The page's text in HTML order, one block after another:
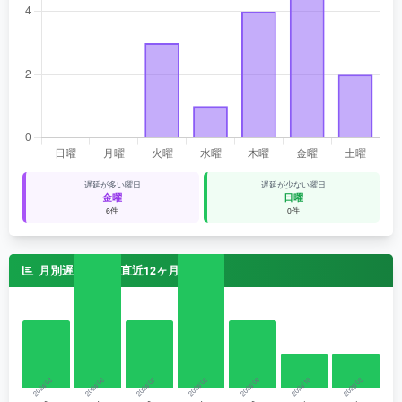
遅延が多い曜日
金曜
6件
遅延が少ない曜日
日曜
0件
月別遅延件数（直近12ヶ月）
2024/03 2024/06 2024/07 2024/08 2024/09 2024/10 2025/03